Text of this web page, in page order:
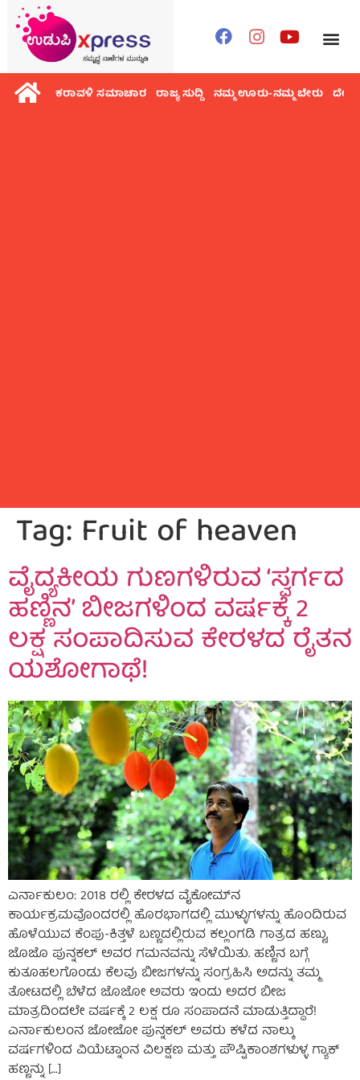
ಕರಾವಳಿ ಸಮಾಚಾರ ರಾಜ್ಯ ಸುದ್ದಿ ನಮ್ಮ ಊರು-ನಮ್ಮ ಬೇರು ದೇಶ
Tag: Fruit of heaven
ವೈದ್ಯಕೀಯ ಗುಣಗಳಿರುವ ‘ಸ್ವರ್ಗದ
ಹಣ್ಣಿನ’ ಬೀಜಗಳಿಂದ ವರ್ಷಕ್ಕೆ 2
ಲಕ್ಷ ಸಂಪಾದಿಸುವ ಕೇರಳದ ರೈತನ
ಯಶೋಗಾಥೆ!
ಎರ್ನಾಕುಲಂ: 2018 ರಲ್ಲಿ ಕೇರಳದ ವೈಕೋಮ್‌ನ
ಕಾರ್ಯಕ್ರಮವೊಂದರಲ್ಲಿ ಹೊರಭಾಗದಲ್ಲಿ ಮುಳ್ಳುಗಳನ್ನು ಹೊಂದಿರುವ
ಹೊಳೆಯುವ ಕೆಂಪು-ಕಿತ್ತಳೆ ಬಣ್ಣದಲ್ಲಿರುವ ಕಲ್ಲಂಗಡಿ ಗಾತ್ರದ ಹಣ್ಣು,
ಜೊಜೊ ಪುನ್ನಕಲ್ ಅವರ ಗಮನವನ್ನು ಸೆಳೆಯಿತು. ಹಣ್ಣಿನ ಬಗ್ಗೆ
ಕುತೂಹಲಗೊಂಡು ಕೆಲವು ಬೀಜಗಳನ್ನು ಸಂಗ್ರಹಿಸಿ ಅದನ್ನು ತಮ್ಮ
ತೋಟದಲ್ಲಿ ಬೆಳೆದ ಜೊಜೋ ಅವರು ಇಂದು ಅದರ ಬೀಜ
ಮಾತ್ರದಿಂದಲೇ ವರ್ಷಕ್ಕೆ 2 ಲಕ್ಷ ರೂ ಸಂಪಾದನೆ ಮಾಡುತ್ತಿದ್ದಾರೆ!
ಎರ್ನಾಕುಲಂನ ಜೋಜೋ ಪುನ್ನಕಲ್ ಅವರು ಕಳೆದ ನಾಲ್ಕು
ವರ್ಷಗಳಿಂದ ವಿಯೆಟ್ನಾಂನ ವಿಲಕ್ಷಣ ಮತ್ತು ಪೌಷ್ಟಿಕಾಂಶಗಳುಳ್ಳ ಗ್ಯಾಕ್
ಹಣ್ಣನ್ನು […]